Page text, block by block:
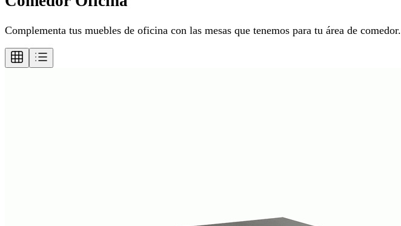
Complementa tus muebles de oficina con las mesas que tenemos para tu área de comedor.